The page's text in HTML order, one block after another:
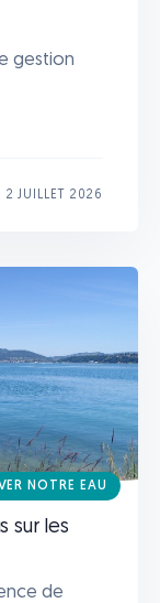
gestion
2 JUILLET 2026
NOTRE EAU
sur les
de